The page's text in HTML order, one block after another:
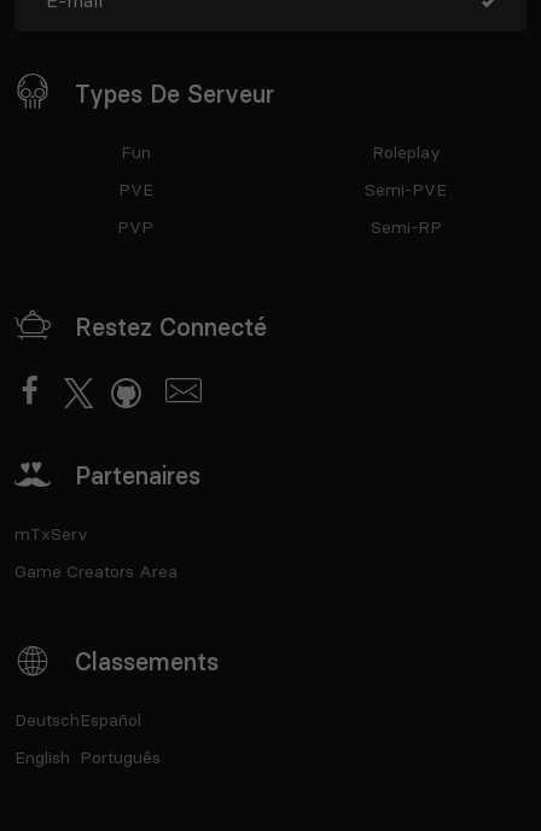
Types De Serveur
Fun
PVE
PVP
Roleplay
Semi-PVE
Semi-RP
Restez Connecté
Partenaires
mTxServ
Game Creators Area
Classements
Deutsch
English
Español
Português